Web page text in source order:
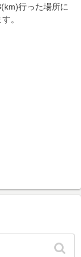
行った場所に
。